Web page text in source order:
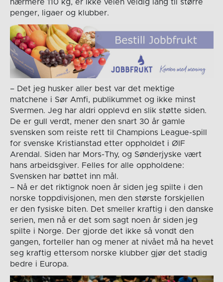
nærmere 110 kg, er ikke veien veldig lang til større
penger, ligaer og klubber.
– Det jeg husker aller best var det mektige
matchene i Sør Amfi, publikummet og ikke minst
Svermen. Jeg har aldri opplevd en slik støtte siden.
De er gull verdt, mener den snart 30 år gamle
svensken som reiste rett til Champions League-spill
for svenske Kristianstad etter oppholdet i ØIF
Arendal. Siden har Mors-Thy, og Sønderjyske vært
hans arbeidsgiver. Felles for alle oppholdene:
Svensken har bøttet inn mål.
– Nå er det riktignok noen år siden jeg spilte i den
norske toppdivisjonen, men den største forskjellen
er den fysiske biten. Det smeller kraftig i den danske
serien, men nå er det som sagt noen år siden jeg
spilte i Norge. Der gjorde det ikke så vondt den
gangen, forteller han og mener at nivået må ha hevet
seg kraftig ettersom norske klubber gjør det stadig
bedre i Europa.